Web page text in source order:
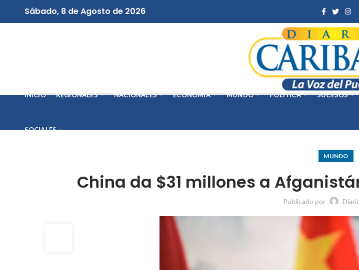
Sábado, 8 de Agosto de 2026
INICIO REGIONALES NACIONALES ECONOMÍA MUNDO POLÍTICA SUCESOS
SOCIALES
MUNDO
China da $31 millones a
Publicado por